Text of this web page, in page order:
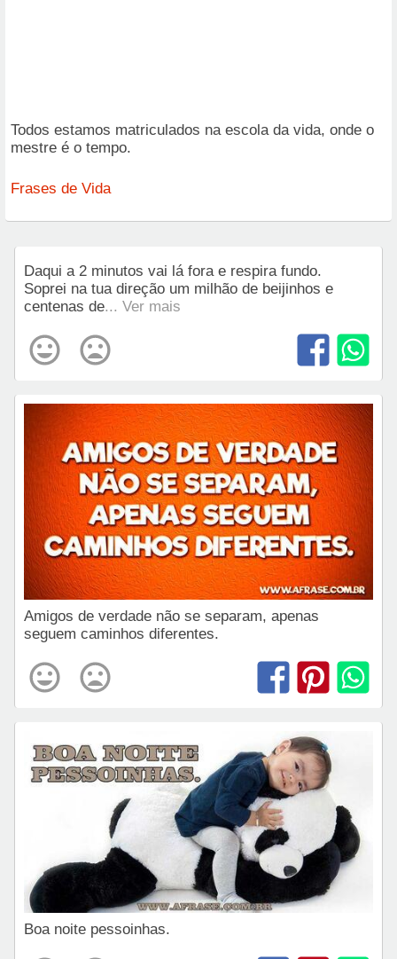
Todos estamos matriculados na escola da vida, onde o
mestre é o tempo.
Frases de Vida
Daqui a 2 minutos vai lá fora e respira fundo.
Soprei na tua direção um milhão de beijinhos e
centenas de... Ver mais
Amigos de verdade não se separam, apenas
seguem caminhos diferentes.
Boa noite pessoinhas.